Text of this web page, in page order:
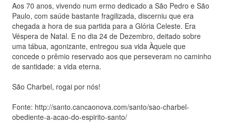
Aos 70 anos, vivendo num ermo dedicado a São Pedro e São
Paulo, com saúde bastante fragilizada, discerniu que era
chegada a hora de sua partida para a Glória Celeste. Era
Véspera de Natal. E no dia 24 de Dezembro, deitado sobre
uma tábua, agonizante, entregou sua vida Àquele que
concede o prêmio reservado aos que perseveram no caminho
de santidade: a vida eterna.
São Charbel, rogai por nós!
Fonte: http://santo.cancaonova.com/santo/sao-charbel-
obediente-a-acao-do-espirito-santo/